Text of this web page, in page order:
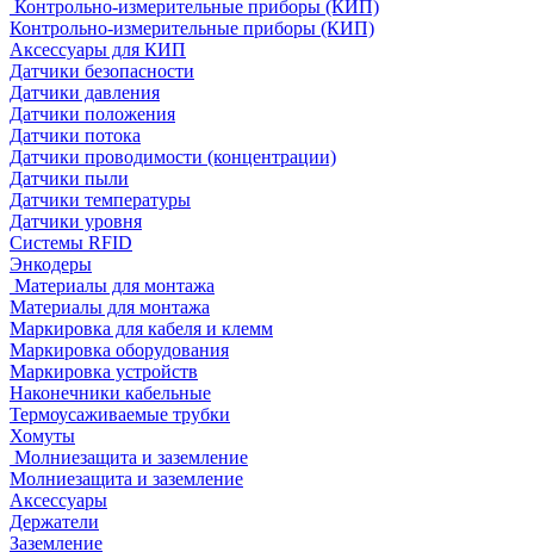
Контрольно-измерительные приборы (КИП)
Контрольно-измерительные приборы (КИП)
Аксессуары для КИП
Датчики безопасности
Датчики давления
Датчики положения
Датчики потока
Датчики проводимости (концентрации)
Датчики пыли
Датчики температуры
Датчики уровня
Системы RFID
Энкодеры
Материалы для монтажа
Материалы для монтажа
Маркировка для кабеля и клемм
Маркировка оборудования
Маркировка устройств
Наконечники кабельные
Термоусаживаемые трубки
Хомуты
Молниезащита и заземление
Молниезащита и заземление
Аксессуары
Держатели
Заземление